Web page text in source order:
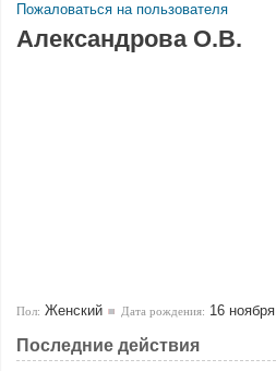
Пожаловаться на пользователя
Александрова О.В.
Пол: Женский Дата рождения: 16 ноября
Последние действия